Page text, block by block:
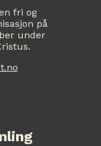
fri og
på
under